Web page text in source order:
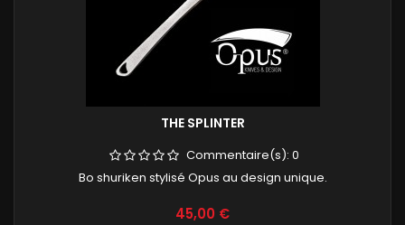
THE SPLINTER
Commentaire(s): 0
Bo shuriken stylisé Opus au design unique.
Prix
45,00 €